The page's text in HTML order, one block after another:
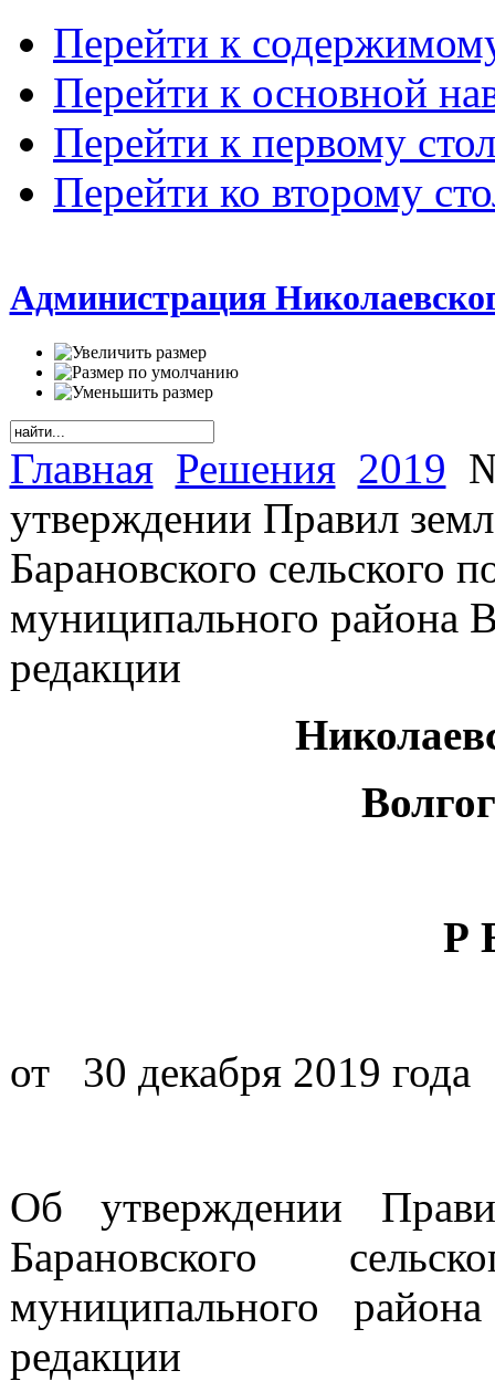
Перейти к
Перейти к основной
Перейти к первому
Перейти ко второму
Администрация
Главная Решения 2019
утверждении Правил
Барановского сельского
муниципального района
редакции
Р
от 30 декабря
Об утверждении
Барановского
муниципального
редакции